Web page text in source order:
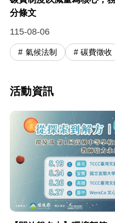
分條文
115-08-06
氣候法制 碳費徵收
活動資訊